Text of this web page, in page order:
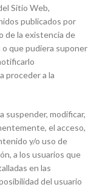
Sitio Web,
publicados por
de la existencia de
que pudiera suponer
proceder a la
suspender, modificar,
el acceso,
y/o uso de
a los usuarios que
en las
del usuario